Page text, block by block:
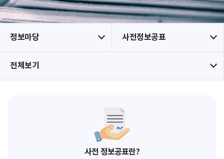
정보마당 사전정보공표
전체보기
사전 정보공표란?